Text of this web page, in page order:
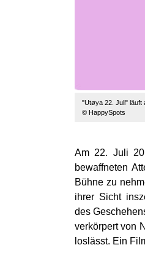
"Utøya 22. Juli" läuft
© HappySpots
Am 22. Juli
bewaffneten
Bühne zu
ihrer Sicht
des
verkörpert von
loslässt. Ein